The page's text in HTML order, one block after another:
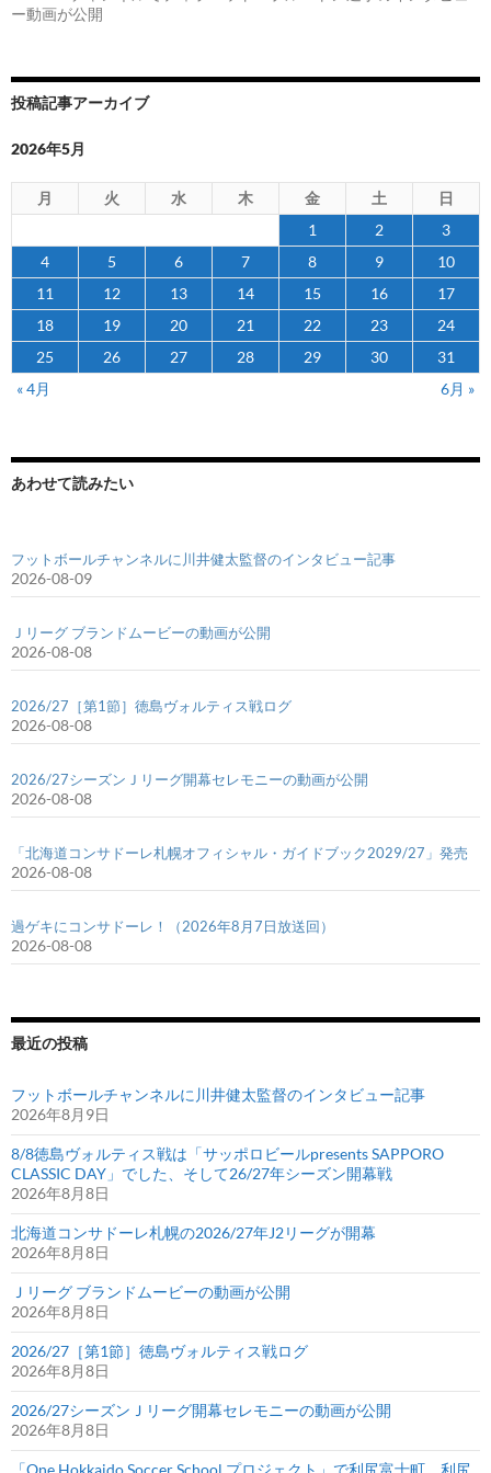
ー動画が公開
投稿記事アーカイブ
2026年5月
月 火 水 木 金 土
日
1
2
3
4
5 6 7 8 9
10
11
12 13 14 15 16
17
18
19 20 21 22 23
24
25
26 27 28 29 30
31
« 4月
6月 »
あわせて読みたい
フットボールチャンネルに川井健太監督のインタビュー記事
2026-08-09
Ｊリーグ ブランドムービーの動画が公開
2026-08-08
2026/27［第1節］徳島ヴォルティス戦ログ
2026-08-08
2026/27シーズンＪリーグ開幕セレモニーの動画が公開
2026-08-08
「北海道コンサドーレ札幌オフィシャル・ガイドブック2029/27」発売
2026-08-08
過ゲキにコンサドーレ！（2026年8月7日放送回）
2026-08-08
最近の投稿
フットボールチャンネルに川井健太監督のインタビュー記事
2026年8月9日
8/8徳島ヴォルティス戦は「サッポロビールpresents SAPPORO
CLASSIC DAY」でした、そして26/27年シーズン開幕戦
2026年8月8日
北海道コンサドーレ札幌の2026/27年J2リーグが開幕
2026年8月8日
Ｊリーグ ブランドムービーの動画が公開
2026年8月8日
2026/27［第1節］徳島ヴォルティス戦ログ
2026年8月8日
2026/27シーズンＪリーグ開幕セレモニーの動画が公開
2026年8月8日
「One Hokkaido Soccer School プロジェクト」で利尻富士町、利尻